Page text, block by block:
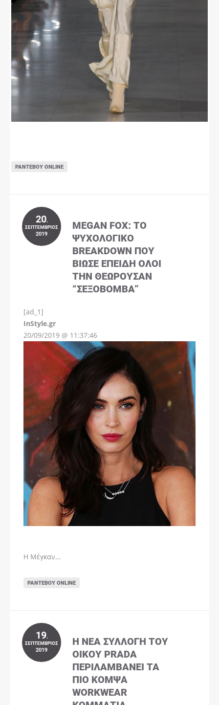
ΡΑΝΤΕΒΟΎ ONLINE
20.
ΣΕΠΤΈΜΒΡΙΟΣ
2019
MEGAN FOX: ΤΟ
ΨΥΧΟΛΟΓΙΚΌ
BREAKDOWN ΠΟΥ
ΒΊΩΣΕ ΕΠΕΙΔΉ ΌΛΟΙ
ΤΗΝ ΘΕΩΡΟΎΣΑΝ
“ΣΕΞΟΒΌΜΒΑ”
[ad_1]
InStyle.gr
20/09/2019 @ 11:37:46
Η Μέγκαν…
ΡΑΝΤΕΒΟΎ ONLINE
19.
ΣΕΠΤΈΜΒΡΙΟΣ
2019
Η ΝΈΑ ΣΥΛΛΟΓΉ ΤΟΥ
ΟΊΚΟΥ PRADA
ΠΕΡΙΛΑΜΒΆΝΕΙ ΤΑ
ΠΙΟ ΚΟΜΨΆ
WORKWEAR